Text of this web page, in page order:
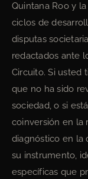
Quintana Roo y
ciclos de
disputas
redactados ante
Circuito. Si usted
que no ha sido
sociedad, o si
coinversión en la
diagnóstico en la
su instrumento,
específicas que